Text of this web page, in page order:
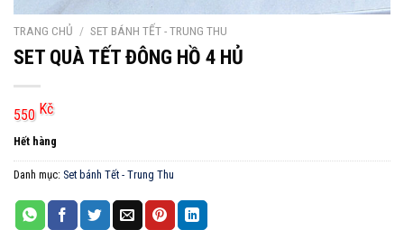
TRANG CHỦ / SET BÁNH TẾT - TRUNG THU
SET QUÀ TẾT ĐÔNG HỒ 4 HỦ
550 Kč
Hết hàng
Danh mục: Set bánh Tết - Trung Thu